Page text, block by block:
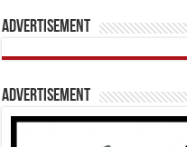
Advertisement
Advertisement